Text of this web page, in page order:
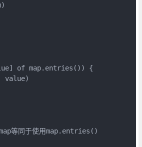
of map.entries()) {
value)
等同于使用map.entries()